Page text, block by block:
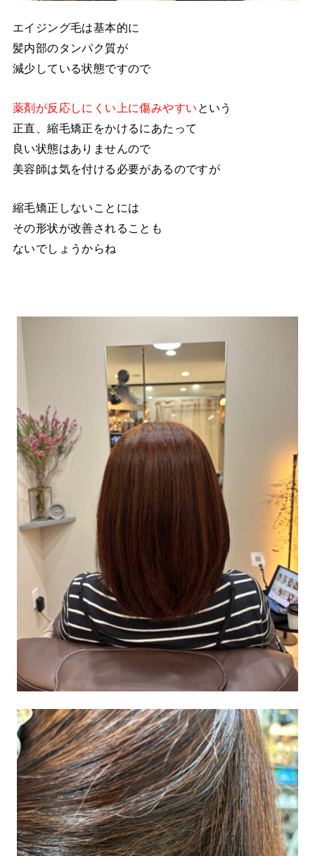
エイジング毛は基本的に
髪内部のタンパク質が
減少している状態ですので
薬剤が反応しにくい上に傷みやすい という
正直、縮毛矯正をかけるにあたって
良い状態はありませんので
美容師は気を付ける必要があるのですが
縮毛矯正しないことには
その形状が改善されることも
ないでしょうからね